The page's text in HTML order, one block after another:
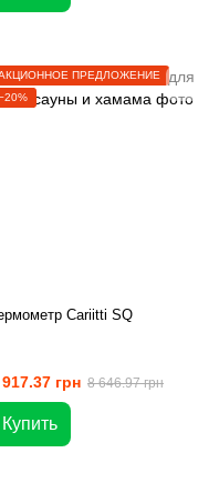
ПРЕДЛОЖЕНИЕ
Cariitti SQ
грн 8 646.97 грн
Купить